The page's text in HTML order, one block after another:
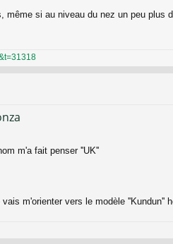
même si au niveau du nez un peu plus
m'a fait penser ''UK''
m'orienter vers le modèle ''Kundun''